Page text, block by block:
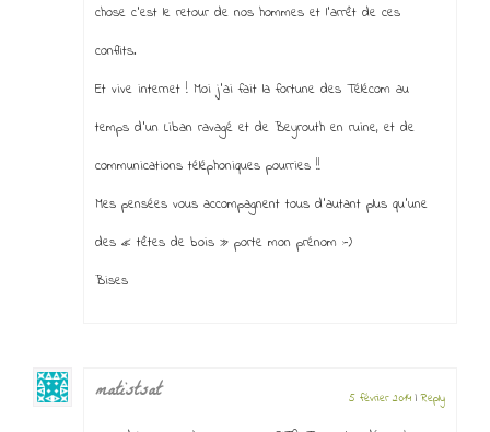
chose c’est le retour de nos hommes et l’arrêt de ces
conflits.
Et vive internet ! Moi j’ai fait la fortune des Télécom au
temps d’un Liban ravagé et de Beyrouth en ruine, et de
communications téléphoniques pourries !!
Mes pensées vous accompagnent tous d’autant plus qu’une
des « têtes de bois » porte mon prénom :-)
Bises
matistsat 5 février 2014 |Reply